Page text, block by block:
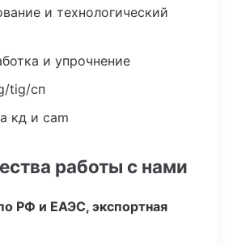
и технологический
и упрочнение
tig/сп
кд и cam
работы с нами
РФ и ЕАЭС, экспортная